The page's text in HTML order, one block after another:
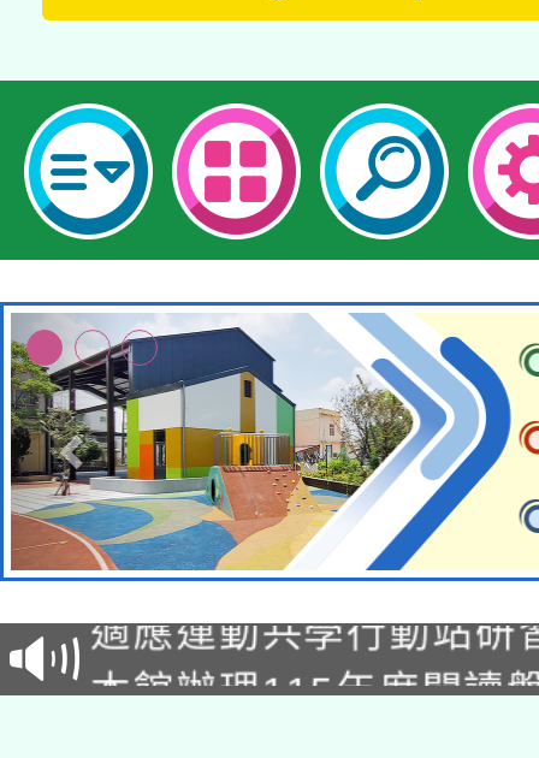
本校115學年度第2次
招甄選結果公告(無人
招)
適應運動共學行動站研
本館辦理115年度閱讀